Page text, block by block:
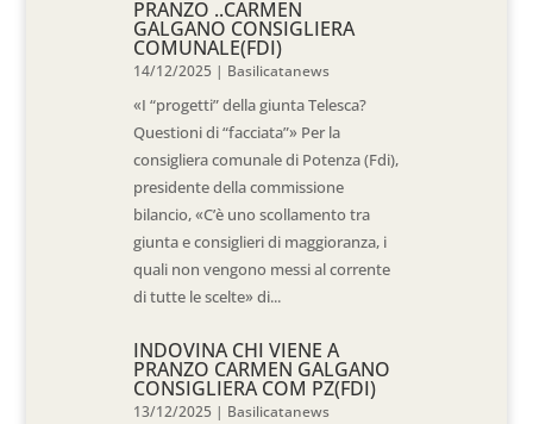
PRANZO ..CARMEN
GALGANO CONSIGLIERA
COMUNALE(FDI)
14/12/2025 | Basilicatanews
«I “progetti” della giunta Telesca?
Questioni di “facciata”» Per la
consigliera comunale di Potenza (Fdi),
presidente della commissione
bilancio, «C’è uno scollamento tra
giunta e consiglieri di maggioranza, i
quali non vengono messi al corrente
di tutte le scelte» di...
INDOVINA CHI VIENE A
PRANZO CARMEN GALGANO
CONSIGLIERA COM PZ(FDI)
13/12/2025 | Basilicatanews